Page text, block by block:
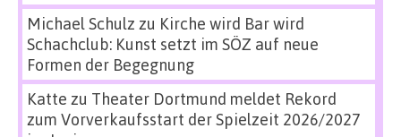
Michael Schulz zu Kirche wird Bar wird
Schachclub: Kunst setzt im SÖZ auf neue
Formen der Begegnung
Katte zu Theater Dortmund meldet Rekord
zum Vorverkaufsstart der Spielzeit 2026/2027